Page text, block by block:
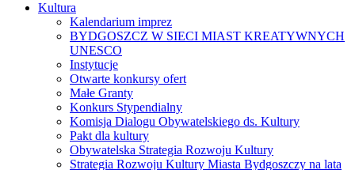
Kultura
Kalendarium imprez
BYDGOSZCZ W SIECI MIAST KREATYWNYCH
UNESCO
Instytucje
Otwarte konkursy ofert
Małe Granty
Konkurs Stypendialny
Komisja Dialogu Obywatelskiego ds. Kultury
Pakt dla kultury
Obywatelska Strategia Rozwoju Kultury
Strategia Rozwoju Kultury Miasta Bydgoszczy na lata